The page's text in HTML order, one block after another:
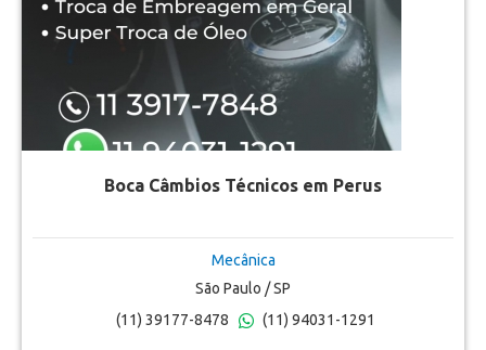
Boca Câmbios Técnicos em Perus
Mecânica
São Paulo / SP
(11) 39177-8478
(11) 94031-1291